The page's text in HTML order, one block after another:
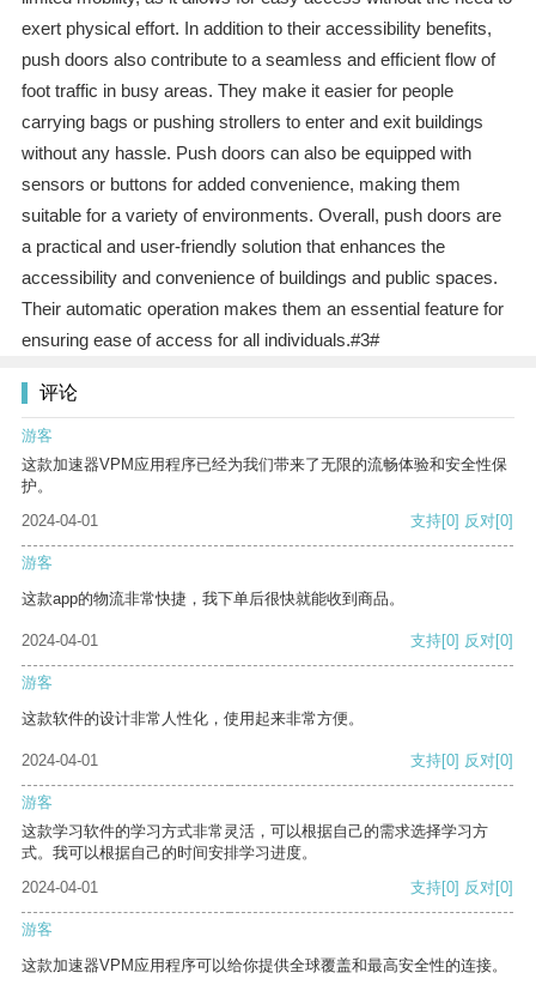
exert physical effort. In addition to their accessibility benefits,
push doors also contribute to a seamless and efficient flow of
foot traffic in busy areas. They make it easier for people
carrying bags or pushing strollers to enter and exit buildings
without any hassle. Push doors can also be equipped with
sensors or buttons for added convenience, making them
suitable for a variety of environments. Overall, push doors are
a practical and user-friendly solution that enhances the
accessibility and convenience of buildings and public spaces.
Their automatic operation makes them an essential feature for
ensuring ease of access for all individuals.#3#
评论
游客
这款加速器VPM应用程序已经为我们带来了无限的流畅体验和安全性保
护。
2024-04-01
支持[0] 反对[0]
游客
这款app的物流非常快捷，我下单后很快就能收到商品。
2024-04-01 支持[0] 反对[0]
游客
这款软件的设计非常人性化，使用起来非常方便。
2024-04-01 支持[0] 反对[0]
游客
这款学习软件的学习方式非常灵活，可以根据自己的需求选择学习方
式。我可以根据自己的时间安排学习进度。
2024-04-01
支持[0] 反对[0]
游客
这款加速器VPM应用程序可以给你提供全球覆盖和最高安全性的连接。